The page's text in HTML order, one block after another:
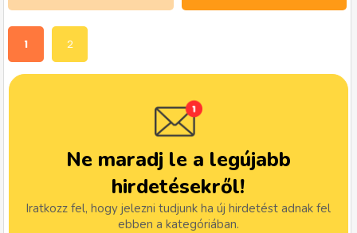
1 2
Ne maradj le a legújabb
hirdetésekről!
Iratkozz fel, hogy jelezni tudjunk ha új hirdetést adnak fel
ebben a kategóriában.